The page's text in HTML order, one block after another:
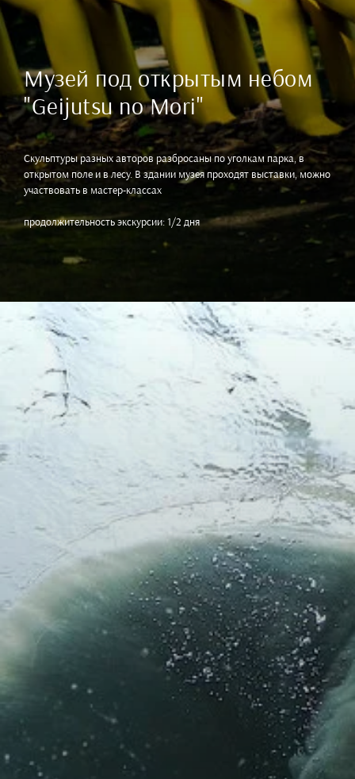
Музей под открытым небом
"Geijutsu no Mori"
Скульптуры разных авторов разбросаны по уголкам парка, в
открытом поле и в лесу. В здании музея проходят выставки, можно
участвовать в мастер-классах
продолжительность экскурсии: 1/2 дня